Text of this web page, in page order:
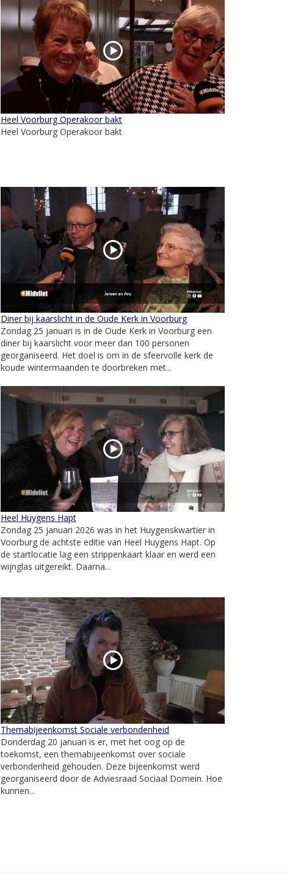
Heel Voorburg Operakoor bakt
Heel Voorburg Operakoor bakt
Diner bij kaarslicht in de Oude Kerk in Voorburg
Zondag 25 januari is in de Oude Kerk in Voorburg een
diner bij kaarslicht voor meer dan 100 personen
georganiseerd. Het doel is om in de sfeervolle kerk de
koude wintermaanden te doorbreken met...
Heel Huygens Hapt
Zondag 25 januari 2026 was in het Huygenskwartier in
Voorburg de achtste editie van Heel Huygens Hapt. Op
de startlocatie lag een strippenkaart klaar en werd een
wijnglas uitgereikt. Daarna...
Themabijeenkomst Sociale verbondenheid
Donderdag 20 januari is er, met het oog op de
toekomst, een themabijeenkomst over sociale
verbondenheid gehouden. Deze bijeenkomst werd
georganiseerd door de Adviesraad Sociaal Domein. Hoe
kunnen...